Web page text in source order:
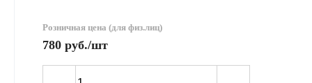
Розничная цена (для физ.лиц)
780 руб./шт